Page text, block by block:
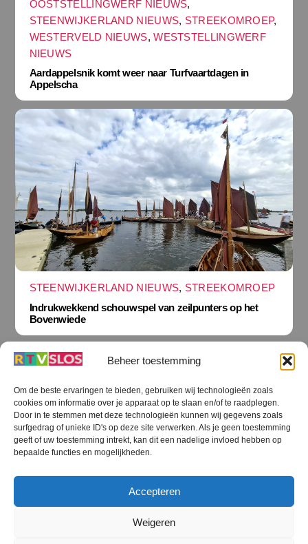
Beheer toestemming
Om de beste ervaringen te bieden, gebruiken wij technologieën zoals
cookies om informatie over je apparaat op te slaan en/of te raadplegen.
Door in te stemmen met deze technologieën kunnen wij gegevens zoals
surfgedrag of unieke ID's op deze site verwerken. Als je geen toestemming
geeft of uw toestemming intrekt, kan dit een nadelige invloed hebben op
bepaalde functies en mogelijkheden.
Accepteren
Weigeren
OOSTSTELLINGWERF NIEUWS,
STEENWIJKERLAND NIEUWS, STREEKOMROEP,
WESTERVELD NIEUWS,WESTSTELLINGWERF
NIEUWS
Aardappelsnik komt weer naar Turfvaartdagen in
Appelscha
STEENWIJKERLAND NIEUWS, STREEKOMROEP
Indrukwekkend schouwspel van zeilpunters op het
Bovenwiede
Terug
naar
boven
RTV SLOS
RTV SLOS ANBI